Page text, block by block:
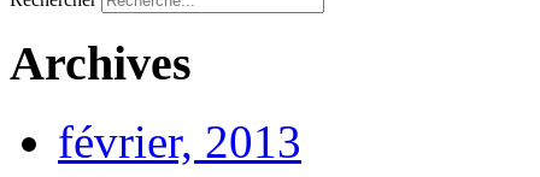
Archives
février, 2013